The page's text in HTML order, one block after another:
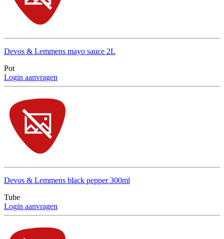
Devos & Lemmens mayo sauce 2L
Pot
Login aanvragen
Devos & Lemmens black pepper 300ml
Tube
Login aanvragen